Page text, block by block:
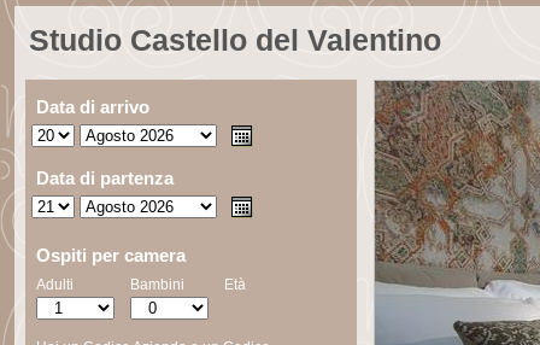
Studio Castello del Valentino
Data di arrivo
Data di partenza
Ospiti per camera
Adulti Bambini Età